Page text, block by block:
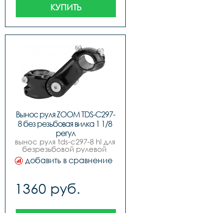
КУПИТЬ
Вынос руля ZOOM TDS-C297-
8 без резьбовая вилка 1 1/8
регул
вынос руля tds-c297-8 hl для
безрезьбовой рулевой
колонки с регулировкой
наклона выступа, под
мм, для руля диаметром
25,4мм, алюминиевый,
добавить в сравнение
1360 руб.